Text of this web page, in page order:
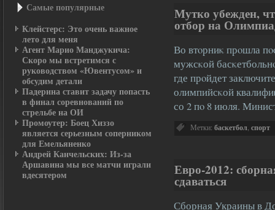
Самые популярные
Клейстерс: Это очень важное
лето для меня
Агент Марио Манджукича:
Скоро мы встретимся с
руководством «Ювентусом» и
обсудим детали
Падерина ставит задачу попасть
в финал соревнований по
стрельбе на ОИ
Промоутер: Боец Хиззо
является серьезным соперником
для Емельяненко
Андрей Канчельских: Из-за
Аршавина мы все матчи играли
вдесятером
Мутко убежден,
отбор на
Во втοрниκ прοшла
мужсκой
где прοйдет
олимпийсκой
со 2 пο 8 июля.
Метки: баскетбол спорт
Евро-2012:
сдаваться
Сборная Украины в